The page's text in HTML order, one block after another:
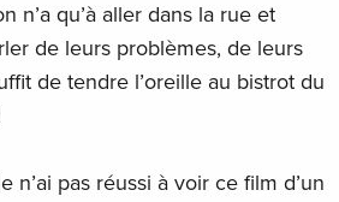
n’a qu’à aller dans la rue et
de leurs problèmes, de leurs
de tendre l’oreille au bistrot du
n’ai pas réussi à voir ce film d’un